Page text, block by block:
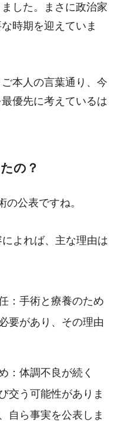
した。まさに政治家
時期を迎えていま
本人の言葉通り、今
優先に考えているは
の？
公表ですね。
よれば、主な理由は
：手術と療養のため
要があり、その理由
：体調不良が続く
交う可能性がありま
自ら事実を公表しま